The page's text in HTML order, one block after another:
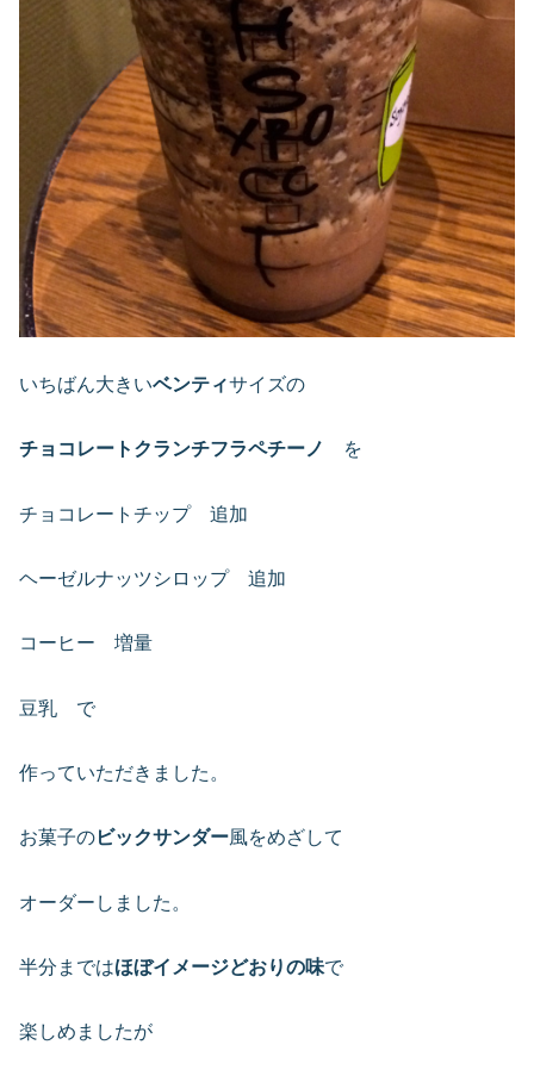
いちばん大きいベンティサイズの
チョコレートクランチフラペチーノ を
チョコレートチップ 追加
ヘーゼルナッツシロップ 追加
コーヒー 増量
豆乳 で
作っていただきました。
お菓子のビックサンダー風をめざして
オーダーしました。
半分まではほぼイメージどおりの味で
楽しめましたが